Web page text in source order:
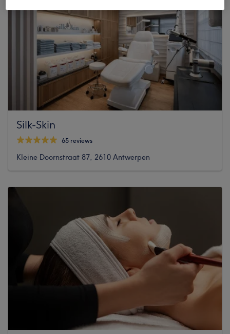
Silk-Skin
65 reviews
Kleine Doornstraat 87, 2610 Antwerpen